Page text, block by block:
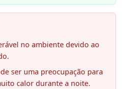
no ambiente devido ao
ser uma preocupação para
calor durante a noite.